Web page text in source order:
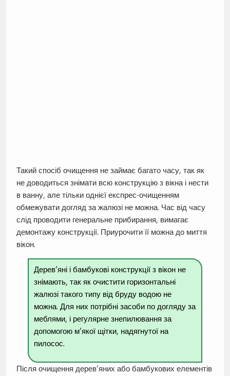
Такий спосіб очищення не займає багато часу, так як
не доводиться знімати всю конструкцію з вікна і нести
в ванну, але тільки однієї експрес-очищенням
обмежувати догляд за жалюзі не можна. Час від часу
слід проводити генеральне прибирання, вимагає
демонтажу конструкції. Приурочити її можна до миття
вікон.
Дерев’яні і бамбукові конструкції з вікон не
знімають, так як очистити горизонтальні
жалюзі такого типу від бруду водою не
можна. Для них потрібні засоби по догляду за
меблями, і регулярне знепилювання за
допомогою м’якої щітки, надягнутої на
пилосос.
Після очищення дерев’яних або бамбукових елементів